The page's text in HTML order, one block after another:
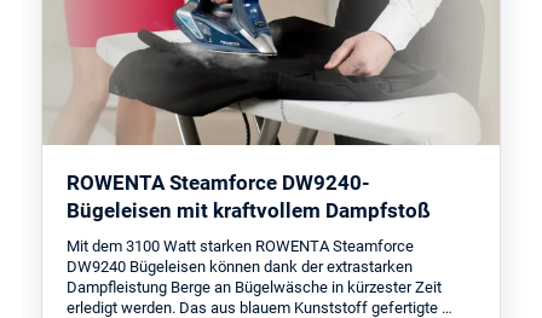
ROWENTA Steamforce DW9240-
Bügeleisen mit kraftvollem Dampfstoß
Mit dem 3100 Watt starken ROWENTA Steamforce
DW9240 Bügeleisen können dank der extrastarken
Dampfleistung Berge an Bügelwäsche in kürzester Zeit
erledigt werden. Das aus blauem Kunststoff gefertigte …